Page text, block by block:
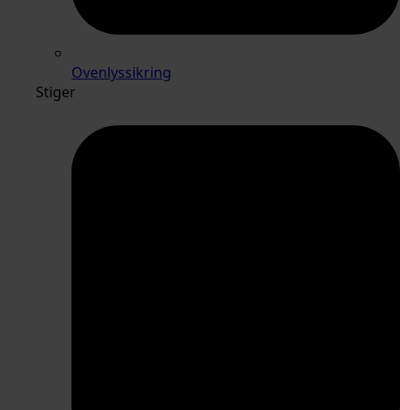
Ovenlyssikring
Stiger